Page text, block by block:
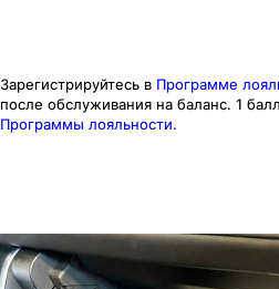
Зарегистрируйтесь в Программе
после обслуживания на баланс. 1
Программы лояльности.